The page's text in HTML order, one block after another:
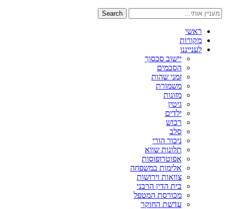
Search
ראשי
מקורות
לענייננו
יישוב סכסוך
הסכמים
זמני שהות
משמורת
מזונות
גיטין
ילדים
רכוש
סלב
ניכור הורי
תלונות שווא
אפוטרופוסות
אלימות במשפחה
צוואות וירושות
בית הדין הרבני
מכורסת המטפל
עדשת החוקר